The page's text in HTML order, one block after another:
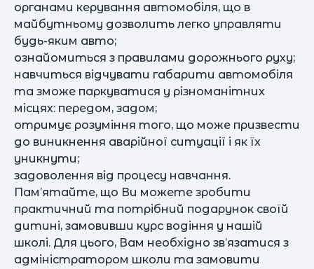
органами керування автомобіля, що в
майбутньому дозволить легко управляти
будь-яким авто;
ознайомиться з правилами дорожнього руху;
навчиться відчувати габарити автомобіля
та зможе паркуватися у різноманітних
місцях: передом, задом;
отримує розуміння того, що може призвести
до виникнення аварійної ситуації і як їх
уникнути;
задоволення від процесу навчання.
Пам’ятайте, що Ви можете зробити
практичний та потрібний подарунок своїй
дитині, замовивши курс водіння у нашій
школі. Для цього, Вам необхідно зв’язатися з
адміністратором школи та замовити